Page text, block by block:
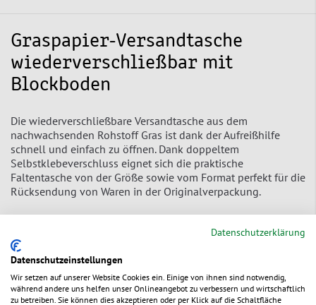
Graspapier-Versandtasche
wiederverschließbar mit
Blockboden
Die wiederverschließbare Versandtasche aus dem
nachwachsenden Rohstoff Gras ist dank der Aufreißhilfe
schnell und einfach zu öffnen. Dank doppeltem
Selbstklebeverschluss eignet sich die praktische
Faltentasche von der Größe sowie vom Format perfekt für die
Rücksendung von Waren in der Originalverpackung.
verschließen undfür Zweitversand, z. B. Retouren,
geeignet
sehr großes und flexibles Fassungsvermögendurch breite
Datenschutzerklärung
Datenschutzeinstellungen
Wir setzen auf unserer Website Cookies ein. Einige von ihnen sind notwendig,
während andere uns helfen unser Onlineangebot zu verbessern und wirtschaftlich
zu betreiben. Sie können dies akzeptieren oder per Klick auf die Schaltfläche